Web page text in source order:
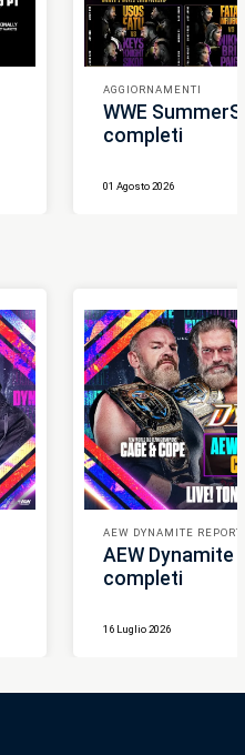
AGGIORNAMENTI
WWE
completi
01 Agosto 2026
AEW DYNAMITE REPORT
AEW
completi
16 Luglio 2026